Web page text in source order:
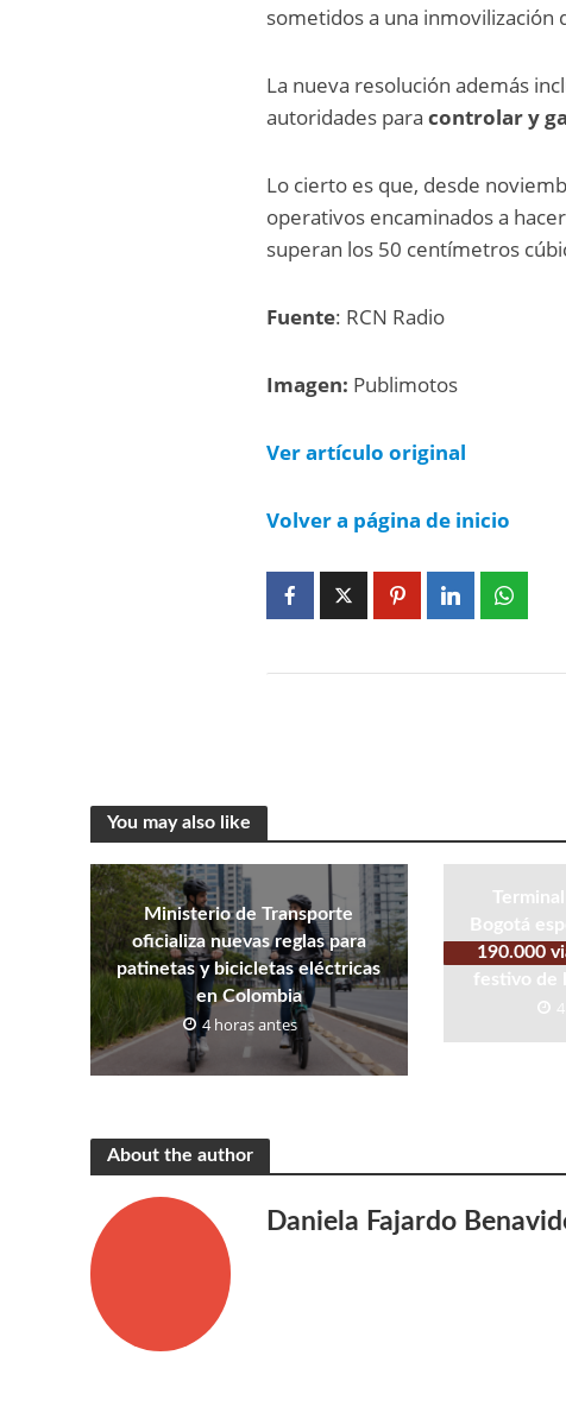
sometidos a una
La nueva resolución además
autoridades paracontrolar y
Lo cierto es que, desde
operativos encaminados a
superan los 50 centímetros
Fuente: RCN Radio
Imagen: Publimotos
Ver artículo original
Volver a página de inicio
You may also like
Ministerio de Transporte
oficializa nuevas reglas para
patinetas y bicicletas eléctricas
en Colombia
4 horas antes
Bogotá
190.000
festivo de
About the author
Daniela Fajardo